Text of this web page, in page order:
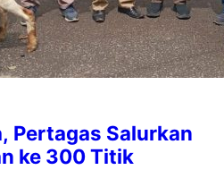
Pertagas Salurkan
ke 300 Titik